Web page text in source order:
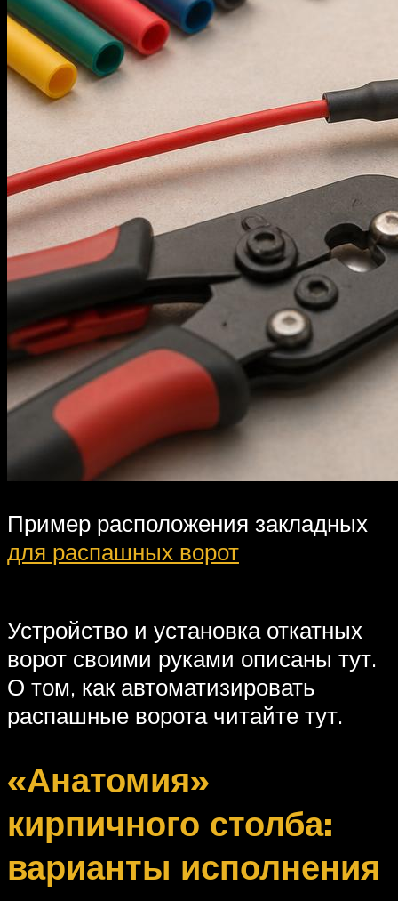
Пример расположения закладных
для распашных ворот
Устройство и установка откатных
ворот своими руками описаны тут.
О том, как автоматизировать
распашные ворота читайте тут.
«Анатомия»
кирпичного столба:
варианты исполнения